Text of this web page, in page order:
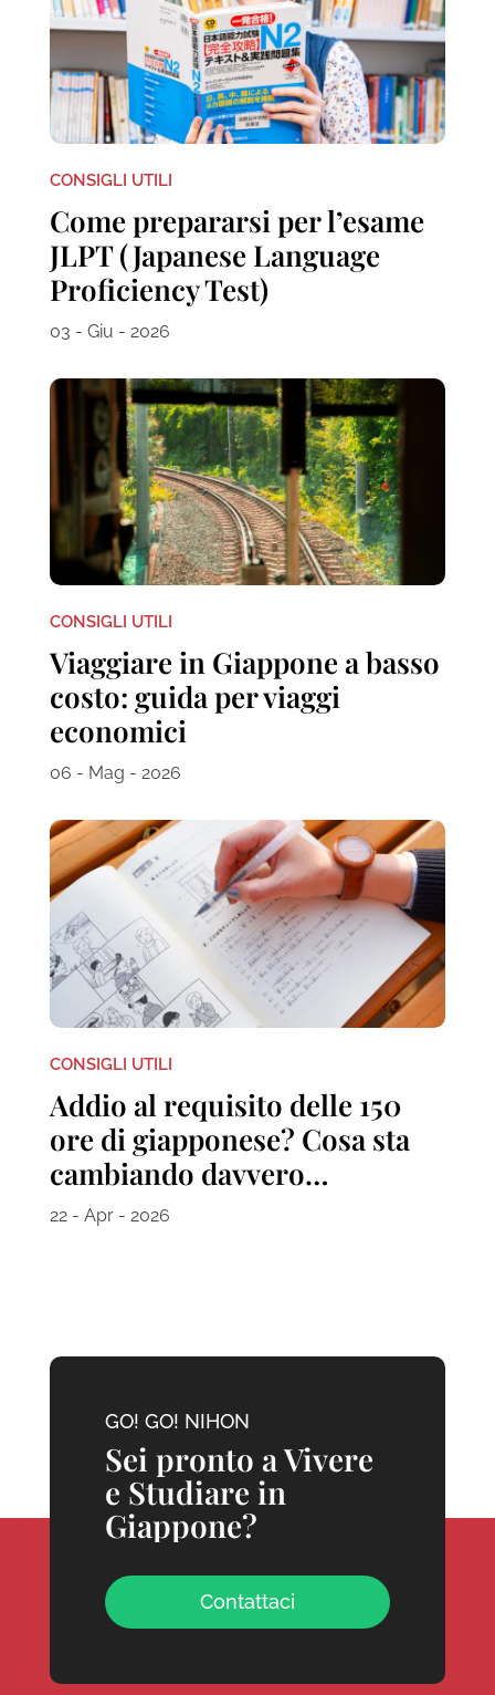
CONSIGLI UTILI
Come prepararsi per l’esame
JLPT (Japanese Language
Proficiency Test)
03 - Giu - 2026
CONSIGLI UTILI
Viaggiare in Giappone a basso
costo: guida per viaggi
economici
06 - Mag - 2026
CONSIGLI UTILI
Addio al requisito delle 150
ore di giapponese? Cosa sta
cambiando davvero…
22 - Apr - 2026
GO! GO! NIHON
Sei pronto a Vivere
e Studiare in
Giappone?
Contattaci